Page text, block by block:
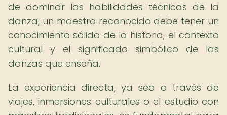
de dominar las habilidades técnicas de la
danza, un maestro reconocido debe tener un
conocimiento sólido de la historia, el contexto
cultural y el significado simbólico de las
danzas que enseña.
La experiencia directa, ya sea a través de
viajes, inmersiones culturales o el estudio con